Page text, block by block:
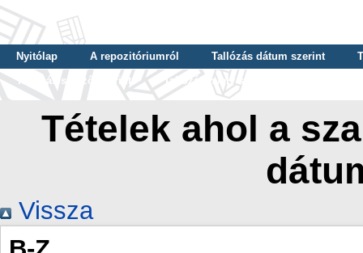
Nyitólap A repozitóriumról Tallózás dátum szerint
Tallózás szerző szerint
Tallózás nyelv szerint
Tételek ahol a
Vissza